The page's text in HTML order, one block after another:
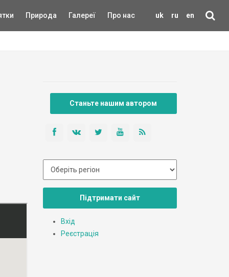
uk ru en
Природа Галереї Про нас
Станьте нашим автором
Підтримати сайт
Вхід
Реєстрація